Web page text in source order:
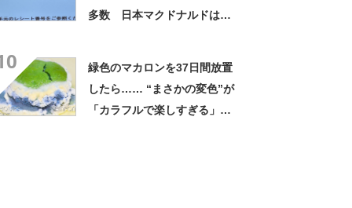
多数 日本マクドナルドは
緑色のマカロンを37日間放置
したら…… “まさかの変色”が
「カラフルで楽しすぎる」と